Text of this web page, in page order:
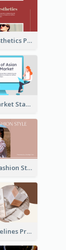
Fashion Aesthetics Presentation
Trading Market Statistics Presentation
Find Your Fashion Style Presentation
Brand Guidelines Presentation